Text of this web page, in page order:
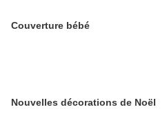
Couverture bébé
Nouvelles décorations de Noël